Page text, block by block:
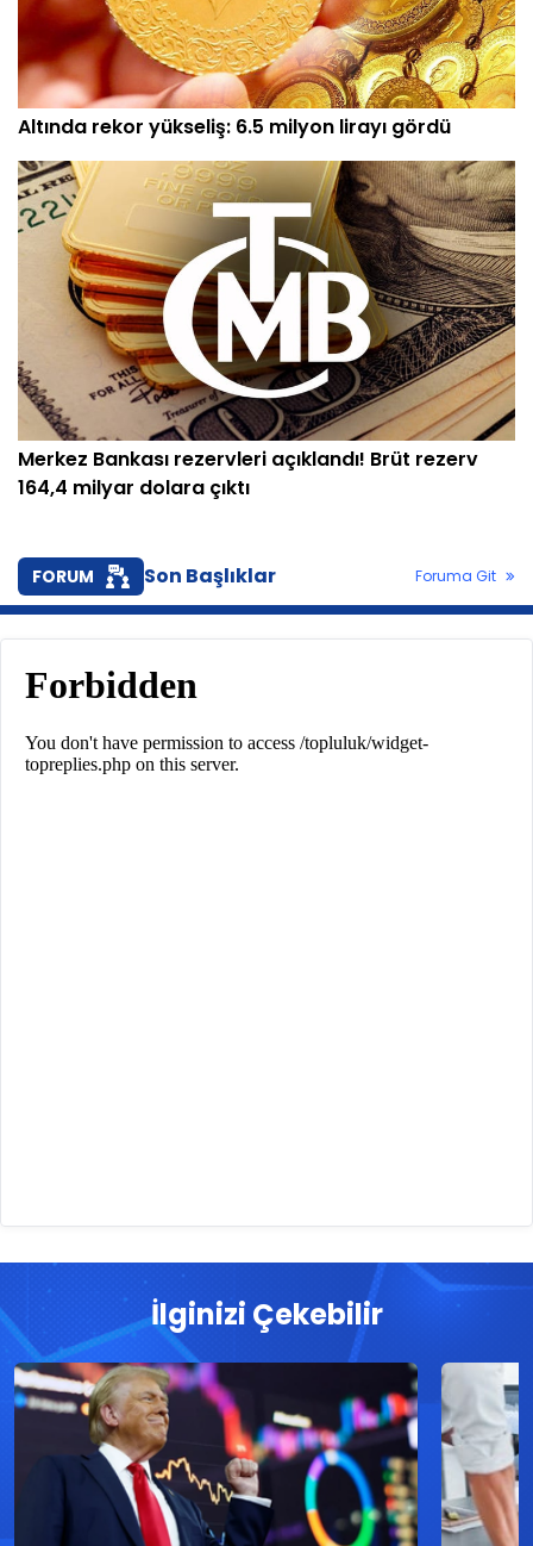
Altında rekor yükseliş: 6.5 milyon lirayı gördü
Merkez Bankası rezervleri açıklandı! Brüt rezerv
164,4 milyar dolara çıktı
FORUM Son Başlıklar Foruma Git
İlginizi Çekebilir